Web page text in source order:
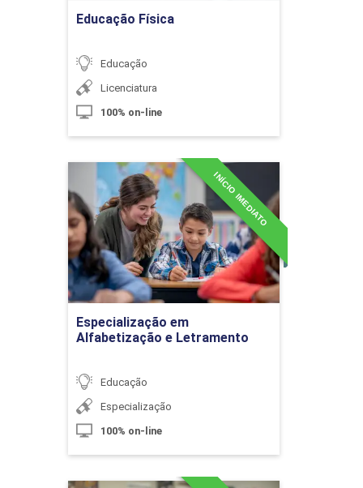
10h
Comunicação Assertiva e
Interpessoal
10h
Planejamento Estratégico
Organizacional e em Gestão de
Pessoas
Educação Física
Educação
Licenciatura
100% on-line
Especialização em
Alfabetização e Letramento
INÍCIO IMEDIATO
Educação
Especialização
100% on-line
Especialização em
Alfabetização e
Letramento
Detalhes do curso